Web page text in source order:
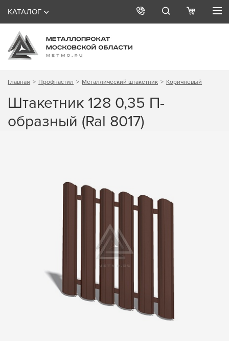
КАТАЛОГ
Главная Профнастил Металлический штакетник Коричневый
Штакетник 128 0,35 П-
образный (Ral 8017)